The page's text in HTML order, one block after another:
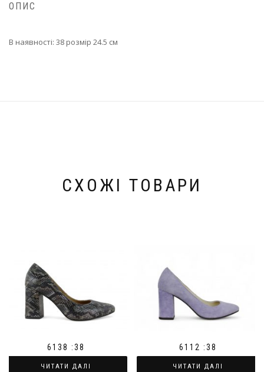
ОПИС
В наявності: 38 розмір 24.5 см
СХОЖІ ТОВАРИ
6138 :38
ЧИТАТИ ДАЛІ
6112 :38
ЧИТАТИ ДАЛІ